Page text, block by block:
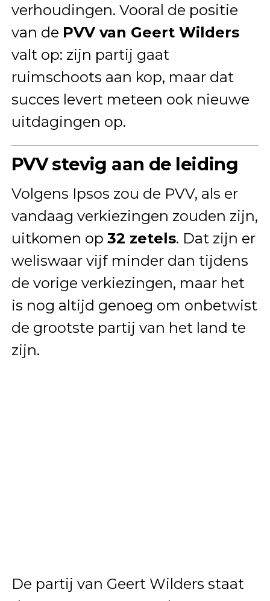
verhoudingen. Vooral de positie
van de PVV van Geert Wilders
valt op: zijn partij gaat
ruimschoots aan kop, maar dat
succes levert meteen ook nieuwe
uitdagingen op.
PVV stevig aan de leiding
Volgens Ipsos zou de PVV, als er
vandaag verkiezingen zouden zijn,
uitkomen op 32 zetels. Dat zijn er
weliswaar vijf minder dan tijdens
de vorige verkiezingen, maar het
is nog altijd genoeg om onbetwist
de grootste partij van het land te
zijn.
De partij van Geert Wilders staat